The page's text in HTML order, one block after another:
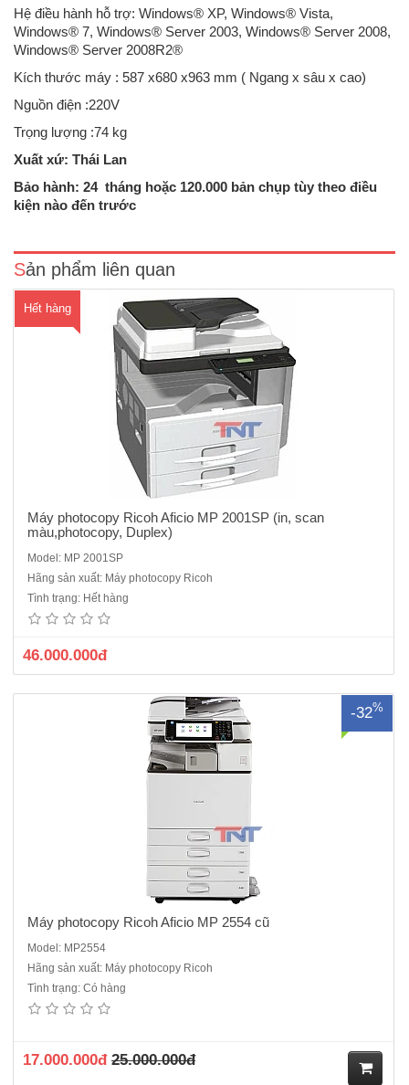
Hệ điều hành hỗ trợ: Windows® XP, Windows® Vista,
Windows® 7, Windows® Server 2003, Windows® Server 2008,
Windows® Server 2008R2®
Kích thước máy : 587 x680 x963 mm ( Ngang x sâu x cao)
Nguồn điện :220V
Trọng lượng :74 kg
Xuất xứ: Thái Lan
Bảo hành: 24 tháng hoặc 120.000 bản chụp tùy theo điều
kiện nào đến trước
Sản phẩm liên quan
Hết hàng
Máy photocopy Ricoh Aficio MP 2001SP (A6 đến A3)Chức năng :
Photocopy đen trắng + in mạng + Scan màu mạng +Duplex + Kết nối
cổng mạngBộ tự động đảo mặt bản sao:Có sẵnQuét, tạo ảnh bằng 2
Máy photocopy Ricoh Aficio MP 2001SP (in, scan
màu,photocopy, Duplex)
Model: MP 2001SP
Hãng sản xuất: Máy photocopy Ricoh
Tình trạng: Hết hàng
46.000.000đ
-32%
Máy photocopy Ricoh Aficio MP 2554 là dòng máy cũ ĐQSDTốc độ
sao chụp :25 trang/ phútChức năng chuẩn: Photocopy laser đen
trắng Khổ giấy từ (A3-A6)Chức năng đảo mặt bản sao :Có sẵnChức
năng nạp và đảo bản gốc : Có sẵnĐộ phân giải : ..
Máy photocopy Ricoh Aficio MP 2554 cũ
Model: MP2554
Hãng sản xuất: Máy photocopy Ricoh
Tình trạng: Có hàng
17.000.000đ 25.000.000đ
Máy Photocopy Ricoh MP 4054 - Là máy cũ Renew Chức năng
chuẩn: Photocopy+in mạng + scan màu mạng + Duplex + DF 3090Tốc